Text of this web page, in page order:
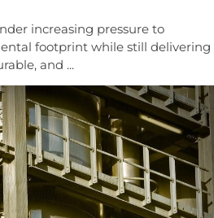
increasing pressure to
footprint while still delivering
and ...